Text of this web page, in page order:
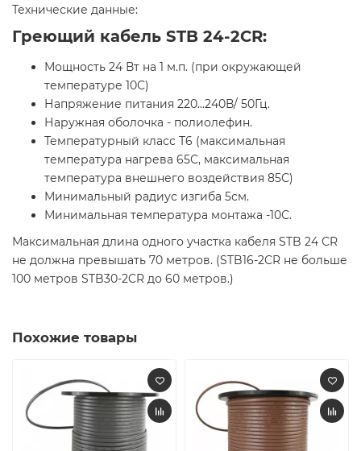
Технические данные:
Греющий кабель STB 24-2CR:
Мощность 24 Вт на 1 м.п. (при окружающей
температуре 10С)
Напряжение питания 220...240В/ 50Гц.
Наружная оболочка - полиолефин.
Температурный класс Т6 (максимальная
температура нагрева 65С, максимальная
температура внешнего воздействия 85С)
Минимальный радиус изгиба 5см.
Минимальная температура монтажа -10С.
Максимальная длина одного участка кабеля STB 24 СR
не должна превышать 70 метров. (STB16-2CR не больше
100 метров STB30-2CR до 60 метров.)
Похожие товары